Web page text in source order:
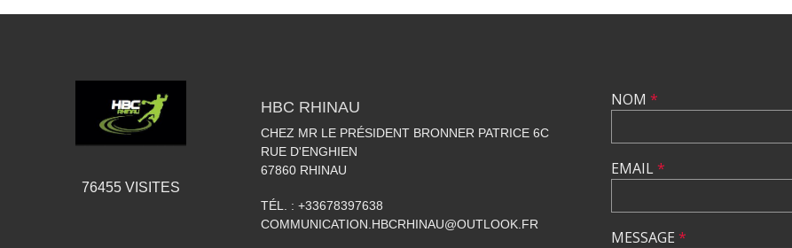
76455VISITES
HBC RHINAU
CHEZ MR LE PRÉSIDENT BRONNER PATRICE 6C
RUE D'ENGHIEN
67860 RHINAU
TÉL. : +33678397638
COMMUNICATION.HBCRHINAU@OUTLOOK.FR
NOM *
EMAIL*
MESSAGE *